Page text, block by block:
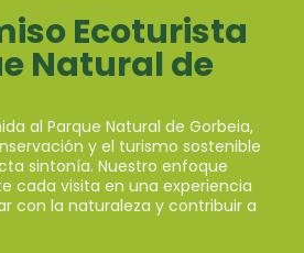
Ecoturista
Natural de
al Parque Natural de Gorbeia,
y el turismo sostenible
sintonía. Nuestro enfoque
cada visita en una experiencia
con la naturaleza y contribuir a